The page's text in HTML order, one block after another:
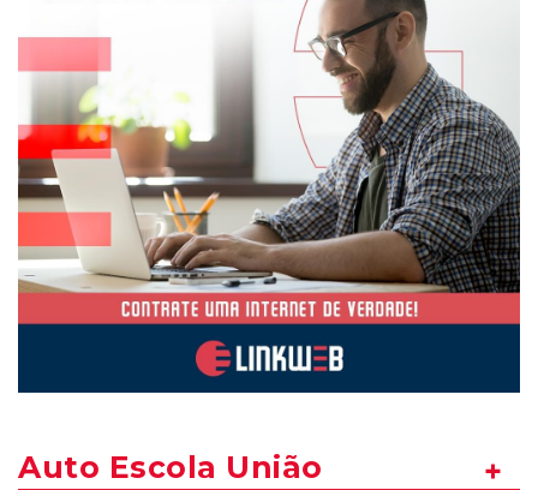
Auto Escola União